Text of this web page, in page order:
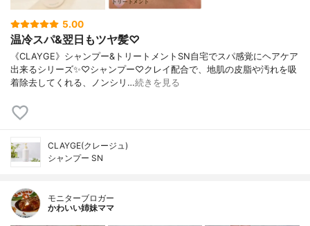
5.00
温冷スパ&翌日もツヤ髪♡
《CLAYGE》シャンプー&トリートメントSN自宅でスパ感覚にヘアケア
出来るシリーズ✨♡シャンプー♡クレイ配合で、地肌の皮脂や汚れを吸
着除去してくれる、ノンシリ…続きを見る
CLAYGE(クレージュ)
シャンプー SN
モニターブロガー
かわいい姉妹ママ